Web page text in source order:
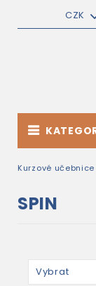
CZK
Kurzové učebnice
SPIN
Vybrat